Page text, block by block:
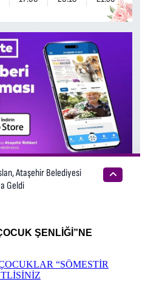
ŞENLİĞİ”NE
“SÖMESTİR